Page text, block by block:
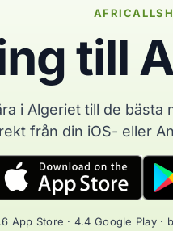
till
i Algeriet till de bästa
från din iOS- eller
App Store · 4.4 Google Play ·